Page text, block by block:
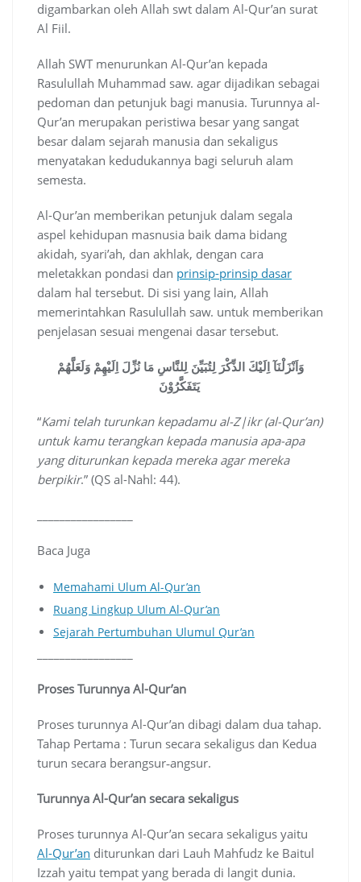
digambarkan oleh Allah swt dalam Al-Qur’an surat
Al Fiil.
Allah SWT menurunkan Al-Qur’an kepada
Rasulullah Muhammad saw. agar dijadikan sebagai
pedoman dan petunjuk bagi manusia. Turunnya al-
Qur’an merupakan peristiwa besar yang sangat
besar dalam sejarah manusia dan sekaligus
menyatakan kedudukannya bagi seluruh alam
semesta.
Al-Qur’an memberikan petunjuk dalam segala
aspel kehidupan masnusia baik dama bidang
akidah, syari’ah, dan akhlak, dengan cara
meletakkan pondasi dan prinsip-prinsip dasar
dalam hal tersebut. Di sisi yang lain, Allah
memerintahkan Rasulullah saw. untuk memberikan
penjelasan sesuai mengenai dasar tersebut.
وَاَنْزَلْنَآ اِلَيْكَ الذِّكْرَ لِتُبَيِّنَ لِلنَّاسِ مَا نُزِّلَ اِلَيْهِمْ وَلَعَلَّهُمْ
يَتَفَكَّرُوْنَ
“Kami telah turunkan kepadamu al-Z|ikr (al-Qur’an)
untuk kamu terangkan kepada manusia apa-apa
yang diturunkan kepada mereka agar mereka
berpikir.” (QS al-Nahl: 44).
Baca Juga
Memahami Ulum Al-Qur’an
Ruang Lingkup Ulum Al-Qur’an
Sejarah Pertumbuhan Ulumul Qur’an
Proses Turunnya Al-Qur’an
Proses turunnya Al-Qur’an dibagi dalam dua tahap.
Tahap Pertama : Turun secara sekaligus dan Kedua
turun secara berangsur‐angsur.
Turunnya Al-Qur’an secara sekaligus
Proses turunnya Al-Qur’an secara sekaligus yaitu
Al-Qur’an diturunkan dari Lauh Mahfudz ke Baitul
Izzah yaitu tempat yang berada di langit dunia.